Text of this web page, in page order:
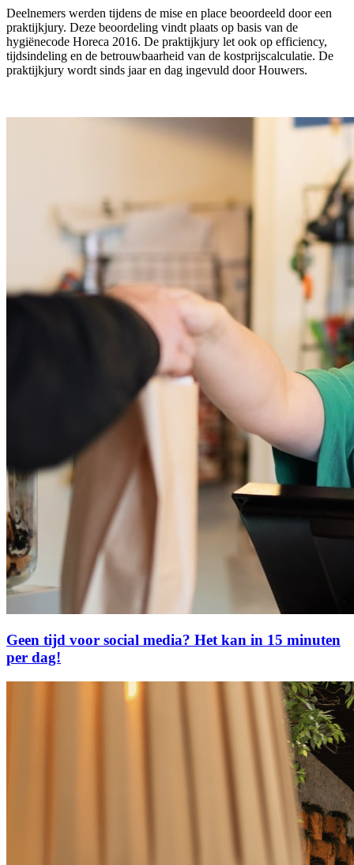
Deelnemers werden tijdens de mise en place beoordeeld door een
praktijkjury. Deze beoordeling vindt plaats op basis van de
hygiënecode Horeca 2016. De praktijkjury let ook op efficiency,
tijdsindeling en de betrouwbaarheid van de kostprijscalculatie. De
praktijkjury wordt sinds jaar en dag ingevuld door Houwers.
Geen tijd voor social media? Het kan in 15 minuten
per dag!